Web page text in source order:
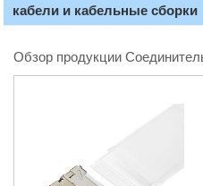
кабели и кабельные сборки
Обзор продукции